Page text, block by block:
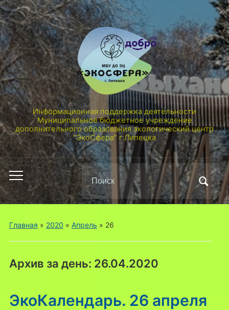
Информационная поддержка деятельности
Муниципальное бюджетное учреждение
дополнительного образования экологический центр
"ЭкоСфера" г.Липецка
Переключить
мобильное
меню
Поиск
по:
Главная » 2020 » Апрель » 26
Архив за день: 26.04.2020
ЭкоКалендарь. 26 апреля